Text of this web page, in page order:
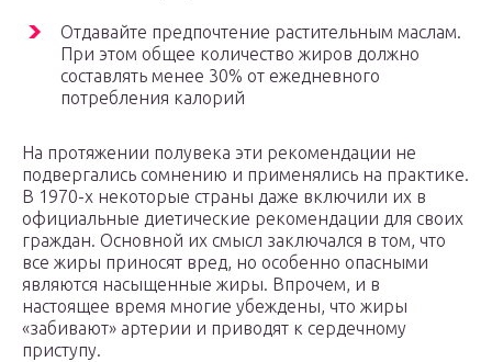
Отдавайте предпочтение растительным маслам.
При этом общее количество жиров должно
составлять менее 30% от ежедневного
потребления калорий
На протяжении полувека эти рекомендации не
подвергались сомнению и применялись на практике.
В 1970-х некоторые страны даже включили их в
официальные диетические рекомендации для своих
граждан. Основной их смысл заключался в том, что
все жиры приносят вред, но особенно опасными
являются насыщенные жиры. Впрочем, и в
настоящее время многие убеждены, что жиры
«забивают» артерии и приводят к сердечному
приступу.